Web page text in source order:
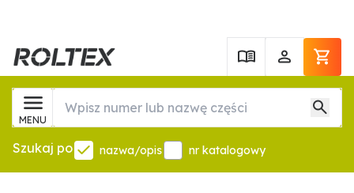
MENU
Szukaj po nazwa/opis nr katalogowy